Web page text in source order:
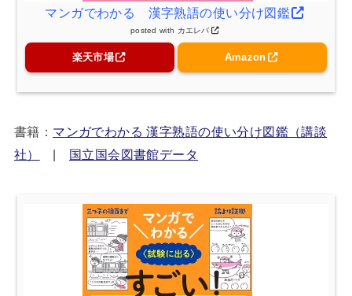
マンガでわかる 漢字熟語の使い分け図鑑
posted with カエレバ
楽天市場 Amazon
書籍： マンガでわかる 漢字熟語の使い分け図鑑（講談
社）
| 国立国会図書館データ